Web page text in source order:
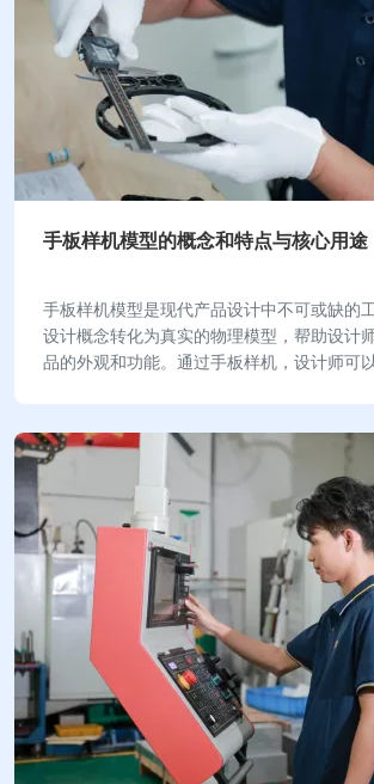
手板样机模型的概念和特点与核心用途
手板样机模型是现代产品设计中不可或缺的
设计概念转化为真实的物理模型，帮助设计
品的外观和功能。通过手板样机，设计师可